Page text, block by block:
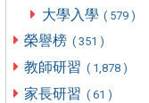
大學入學 ( 579 )
榮譽榜 ( 351 )
教師研習 ( 1,878 )
家長研習 ( 61 )